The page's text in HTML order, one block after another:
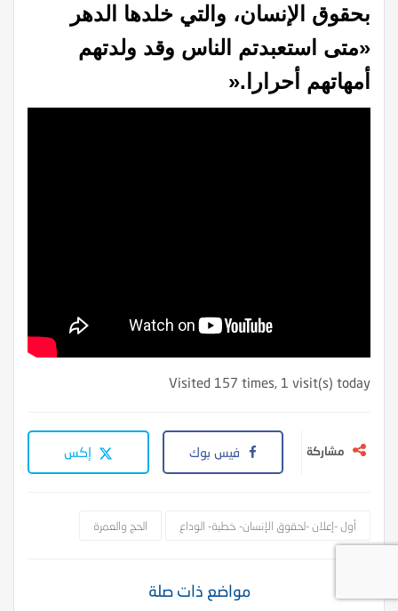
بحقوق الإنسان، والتي خلدها الدهر
«متى استعبدتم الناس وقد ولدتهم
أمهاتهم أحرارا ».
Visited 157 times, 1 visit(s) today
مشاركة فيس بوك إكس
أول -إعلان -لحقوق الإنسان- خطبة- الوداع الحج والعمرة
مواضع ذات صلة